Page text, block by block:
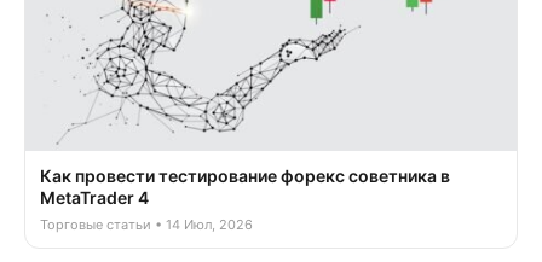
Как провести тестирование форекс советника в
MetaTrader 4
Торговые статьи • 14 Июл, 2026